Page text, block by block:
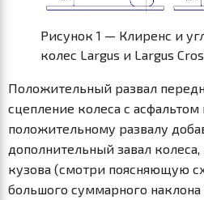
Рисунок 1 — Клиренс и
колес Largus и Largus
Положительный развал
сцепление колеса с асфальтом
положительному развалу
дополнительный завал
кузова (смотри поясняющую
большого суммарного